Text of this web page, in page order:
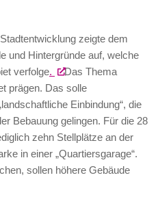
zeigte dem
und Hintergründe auf, welche
verfolge.
Das Thema
prägen. Das solle
Einbindung“, die
Bebauung gelingen. Für die 28
zehn Stellplätze an der
in einer „Quartiersgarage“.
sollen höhere Gebäude